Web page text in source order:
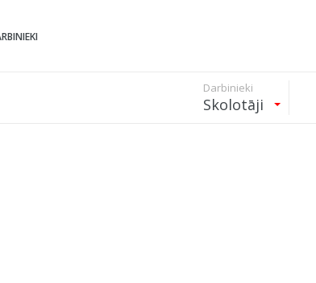
Darbinieki
Skolotāji